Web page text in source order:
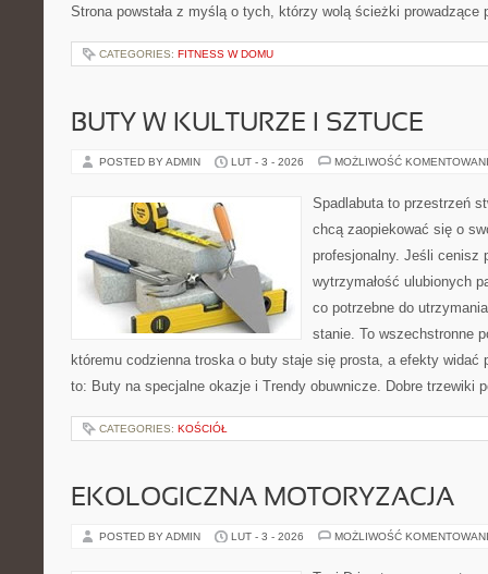
Strona powstała z myślą o tych, którzy wolą ścieżki
CATEGORIES: FITNESS W DOMU
BUTY W KULTURZE I SZTUCE
POSTED BY ADMIN LUT - 3 - 2026 MOŻLIWOŚĆ
Spadlabuta to przestrzeń
chcą zaopiekować się o
profesjonalny. Jeśli cenisz
wytrzymałość ulubionych
co potrzebne do
stanie. To wszechstronne
któremu codzienna troska o buty staje się prosta, a efekty widać
to: Buty na specjalne okazje i Trendy obuwnicze. Dobre trzewiki
CATEGORIES: KOŚCIÓŁ
EKOLOGICZNA MOTORYZACJA
POSTED BY ADMIN LUT - 3 - 2026 MOŻLIWOŚĆ